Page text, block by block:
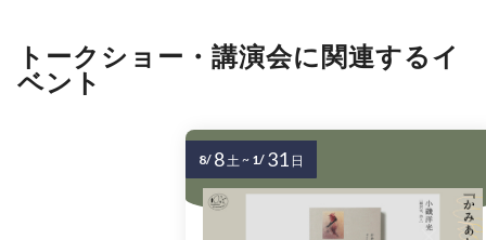
トークショー・講演会に関連するイ
ベント
8/ 8土~ 1/ 31 日